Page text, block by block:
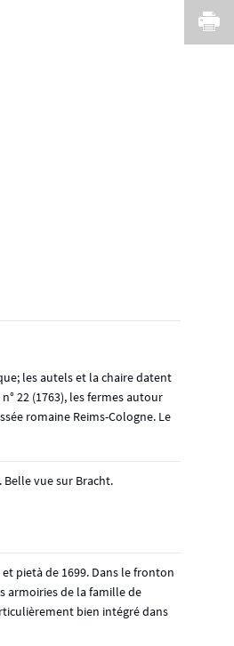
les autels et la chaire datent
22 (1763), les fermes autour
romaine Reims-Cologne. Le
Belle vue sur Bracht.
pietà de 1699. Dans le fronton
armoiries de la famille de
bien intégré dans